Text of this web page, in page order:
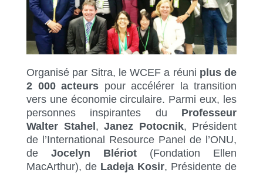
Organisé par Sitra, le WCEF a réuni plus de
2 000 acteurs pour accélérer la transition
vers une économie circulaire. Parmi eux, les
personnes inspirantes du Professeur
Walter Stahel, Janez Potocnik, Président
de l’International Resource Panel de l’ONU,
de Jocelyn Blériot (Fondation Ellen
MacArthur), de Ladeja Kosir, Présidente de